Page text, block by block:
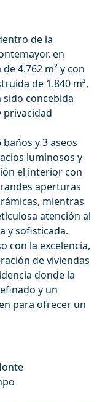
de la
en
4.762 m² y con
de 1.840 m²,
concebida
privacidad
y 3 aseos
luminosos y
el interior con
aperturas
mientras
atención al
y sofisticada.
con la excelencia,
de viviendas
donde la
y un
para ofrecer un